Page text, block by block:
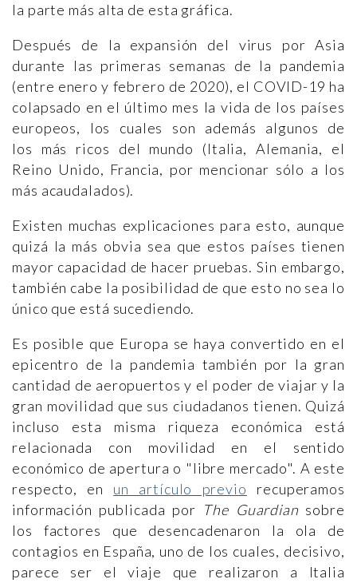
la parte más alta de esta gráfica.
Después de la expansión del virus por Asia
durante las primeras semanas de la pandemia
(entre enero y febrero de 2020), el COVID-19 ha
colapsado en el último mes la vida de los países
europeos, los cuales son además algunos de
los más ricos del mundo (Italia, Alemania, el
Reino Unido, Francia, por mencionar sólo a los
más acaudalados).
Existen muchas explicaciones para esto, aunque
quizá la más obvia sea que estos países tienen
mayor capacidad de hacer pruebas. Sin embargo,
también cabe la posibilidad de que esto no sea lo
único que está sucediendo.
Es posible que Europa se haya convertido en el
epicentro de la pandemia también por la gran
cantidad de aeropuertos y el poder de viajar y la
gran movilidad que sus ciudadanos tienen. Quizá
incluso esta misma riqueza económica está
relacionada con movilidad en el sentido
económico de apertura o "libre mercado". A este
respecto, en un artículo previo recuperamos
información publicada por The Guardian sobre
los factores que desencadenaron la ola de
contagios en España, uno de los cuales, decisivo,
parece ser el viaje que realizaron a Italia